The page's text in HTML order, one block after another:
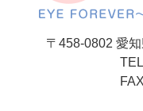
〒458-0802 愛
TEL